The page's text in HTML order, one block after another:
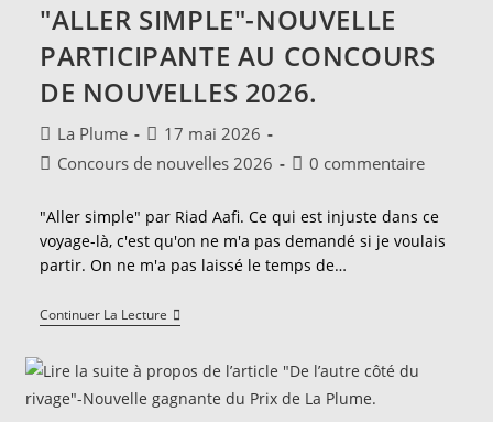
"ALLER SIMPLE"-NOUVELLE
PARTICIPANTE AU CONCOURS
DE NOUVELLES 2026.
Auteur/autrice
de
La Plume
Publication
publiée :
17 mai 2026
PostConcours de nouvelles 2026
Commentaires
la
publication :
0 commentaire
"Aller simple" par Riad Aafi. Ce qui est injuste dans ce
voyage-là, c'est qu'on ne m'a pas demandé si je voulais
partir. On ne m'a pas laissé le temps de…
Continuer La Lecture"Aller
Simple"-
Participante
Au
Concours